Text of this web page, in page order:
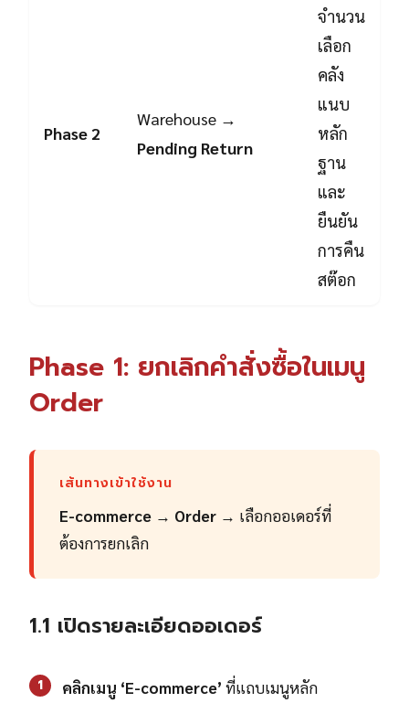
Phase 2
Warehouse →
Pending Return
จำนวน
เลือก
คลัง
แนบ
หลัก
ฐาน
และ
ยืนยัน
การคืน
สต๊อก
Phase 1: ยกเลิกคำสั่งซื้อในเมนู
Order
เส้นทางเข้าใช้งาน
E-commerce → Order → เลือกออเดอร์ที่
ต้องการยกเลิก
1.1 เปิดรายละเอียดออเดอร์
1 คลิกเมนู ‘E-commerce’ ที่แถบเมนูหลัก